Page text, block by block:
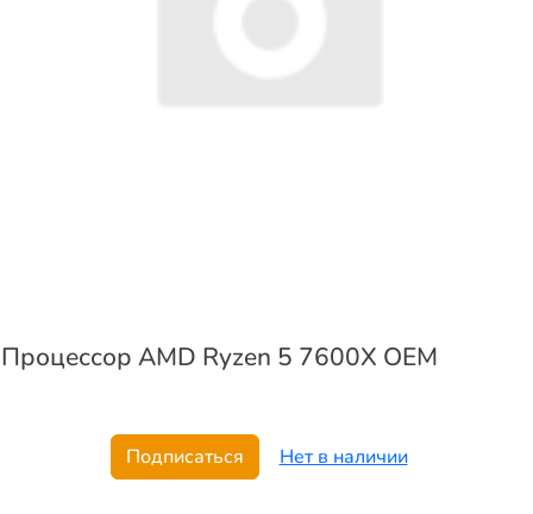
Процессор AMD Ryzen 5 7600X OEM
Подписаться Нет в наличии